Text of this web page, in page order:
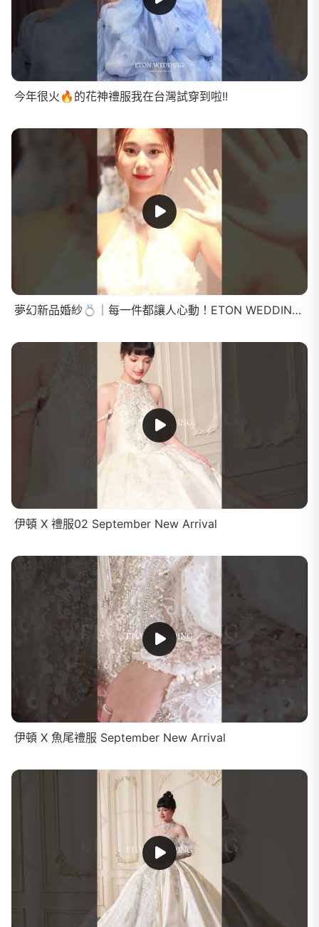
今年很火🔥的花神禮服我在台灣試穿到啦!!
夢幻新品婚紗💍｜每一件都讓人心動！ETON WEDDING 新品登場✨
伊頓 X 禮服02 September New Arrival
伊頓 X 魚尾禮服 September New Arrival